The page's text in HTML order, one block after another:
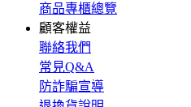
商品專櫃總覽
顧客權益
聯絡我們
常見Q&A
防詐騙宣導